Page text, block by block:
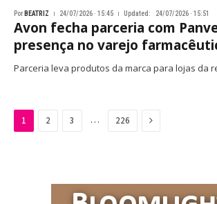
Por BEATRIZ 24/07/2026 · 15:45 Updated: 24/07/2026 · 15:51
Avon fecha parceria com
presença no varejo
Parceria leva produtos da marca para lojas da
1 2 3 … 226 Next